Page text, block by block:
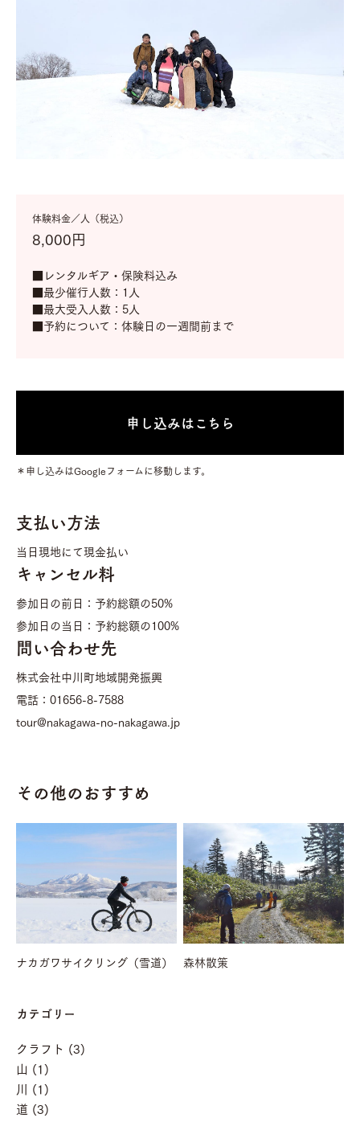
体験料金／人（税込）
8,000円
■レンタルギア・保険料込み
■最少催行人数：1人
■最大受入人数：5人
■予約について：体験日の一週間前まで
申し込みはこちら
＊申し込みはGoogleフォームに移動します。
支払い方法
当日現地にて現金払い
キャンセル料
参加日の前日：予約総額の50%
参加日の当日：予約総額の100%
問い合わせ先
株式会社中川町地域開発振興
電話：01656-8-7588
tour@nakagawa-no-nakagawa.jp
その他のおすすめ
ナカガワサイクリング（雪道） 森林散策
カテゴリー
クラフト (3)
山 (1)
川 (1)
道 (3)